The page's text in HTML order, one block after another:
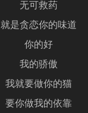
无可救药
就是贪恋你的味道
你的好
我的骄傲
我就要做你的猫
要你做我的依靠